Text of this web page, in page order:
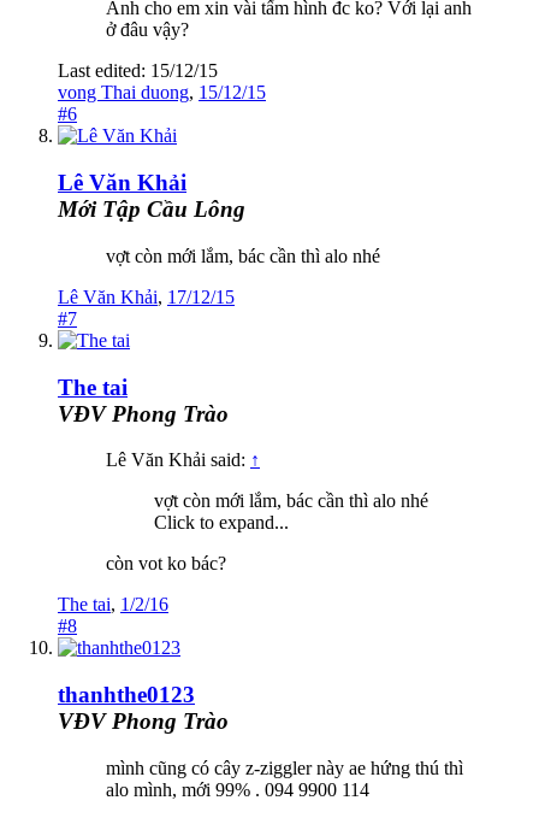
Anh cho em xin vài tấm hình đc ko? Với lại anh
ở đâu vậy?
Last edited: 15/12/15
vong Thai duong, 15/12/15
#6
Lê Văn Khải
Mới Tập Cầu Lông
vợt còn mới lắm, bác cần thì alo nhé
Lê Văn Khải, 17/12/15
#7
The tai
VĐV Phong Trào
Lê Văn Khải said: ↑
vợt còn mới lắm, bác cần thì alo nhé
Click to expand...
còn vot ko bác?
The tai, 1/2/16
#8
thanhthe0123
VĐV Phong Trào
mình cũng có cây z-ziggler này ae hứng thú thì
alo mình, mới 99% . 094 9900 114